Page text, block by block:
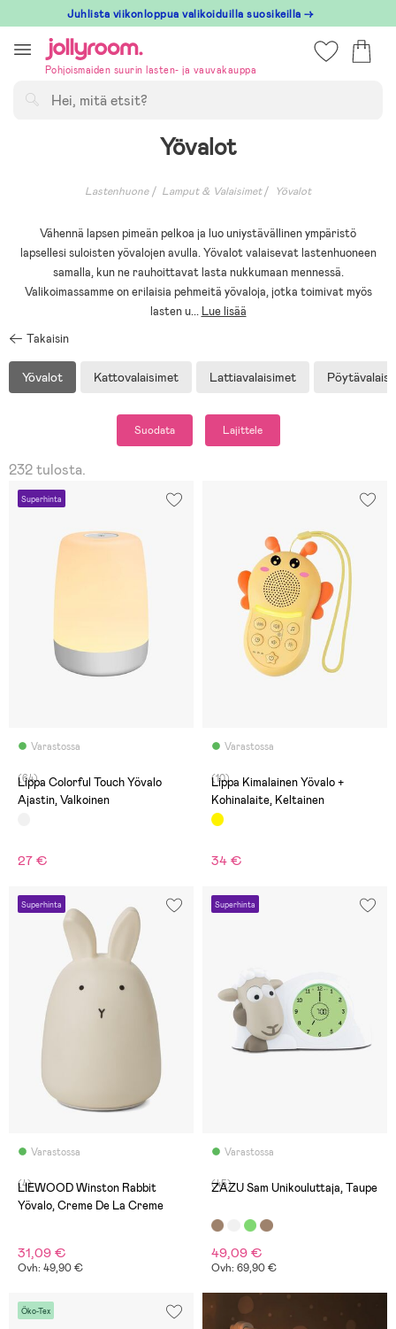
till
innehållet
Juhlista viikonloppua valikoiduilla suosikeilla →
Pohjoismaiden suurin lasten- ja vauvakauppa
Yövalot
Lastenhuone Lamput & Valaisimet Yövalot
Vähennä lapsen pimeän pelkoa ja luo uniystävällinen ympäristö
lapsellesi suloisten yövalojen avulla. Yövalot valaisevat lastenhuoneen
samalla, kun ne rauhoittavat lasta nukkumaan mennessä.
Valikoimassamme on erilaisia pehmeitä yövaloja, jotka toimivat myös
lasten u... Lue lisää
Takaisin
Yövalot Kattovalaisimet Lattiavalaisimet
Suodata Lajittele
232 tulosta.
Superhinta
Varastossa
(64)
Lippa Colorful Touch Yövalo
Ajastin, Valkoinen
27 €
Varastossa
(10)
Lippa Kimalainen Yövalo +
Kohinalaite, Keltainen
34 €
Superhinta
Varastossa
(4)
LIEWOOD Winston Rabbit
Yövalo, Creme De La Creme
31,09 €
Ovh: 49,90 €
Superhinta
Varastossa
(45)
ZAZU Sam Unikouluttaja, Taupe
49,09 €
Ovh: 69,90 €
Öko-Tex